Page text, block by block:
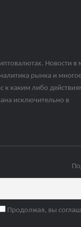
Новости в
рынка и
каким либо
исключительно в
Продолжая, вы